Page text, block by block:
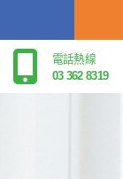
電話熱線
03 362 8319